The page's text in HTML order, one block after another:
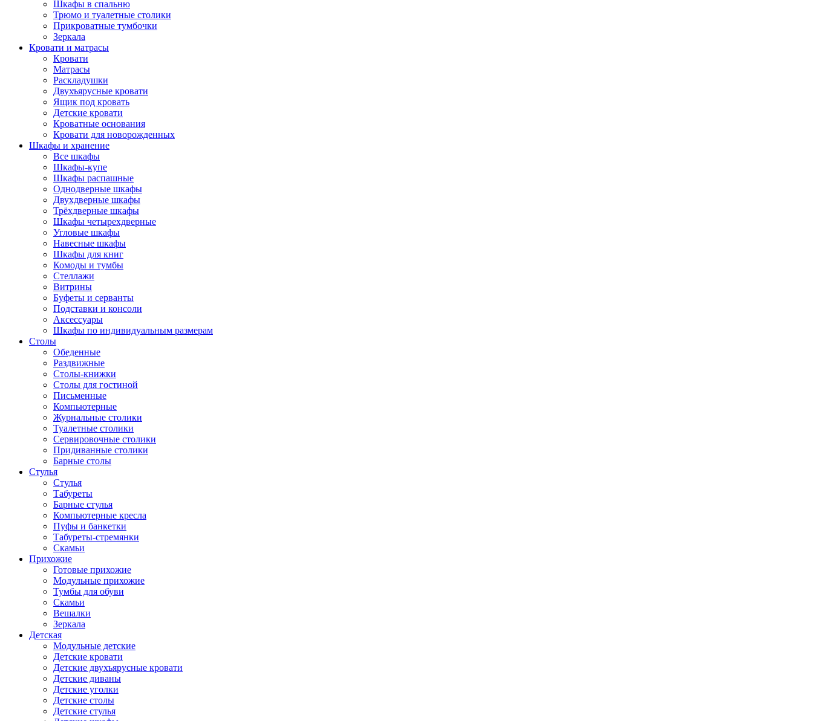
Шкафы в спальню
Трюмо и туалетные столики
Прикроватные тумбочки
Зеркала
Кровати и матрасы
Кровати
Матрасы
Раскладушки
Двухъярусные кровати
Ящик под кровать
Детские кровати
Кроватные основания
Кровати для новорожденных
Шкафы и хранение
Все шкафы
Шкафы-купе
Шкафы распашные
Однодверные шкафы
Двухдверные шкафы
Трёхдверные шкафы
Шкафы четырехдверные
Угловые шкафы
Навесные шкафы
Шкафы для книг
Комоды и тумбы
Стеллажи
Витрины
Буфеты и серванты
Подставки и консоли
Аксессуары
Шкафы по индивидуальным размерам
Столы
Обеденные
Раздвижные
Столы-книжки
Столы для гостиной
Письменные
Компьютерные
Журнальные столики
Туалетные столики
Сервировочные столики
Придиванные столики
Барные столы
Стулья
Стулья
Табуреты
Барные стулья
Компьютерные кресла
Пуфы и банкетки
Табуреты-стремянки
Скамьи
Прихожие
Готовые прихожие
Модульные прихожие
Тумбы для обуви
Скамьи
Вешалки
Зеркала
Детская
Модульные детские
Детские кровати
Детские двухъярусные кровати
Детские диваны
Детские уголки
Детские столы
Детские стулья